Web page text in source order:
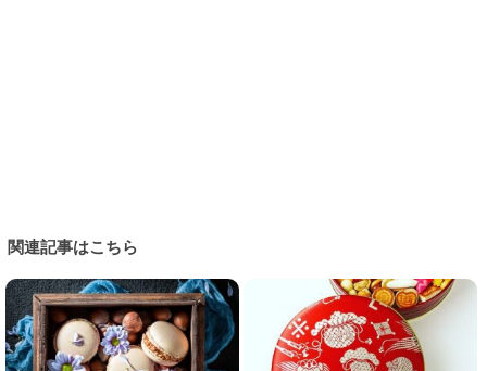
関連記事はこちら